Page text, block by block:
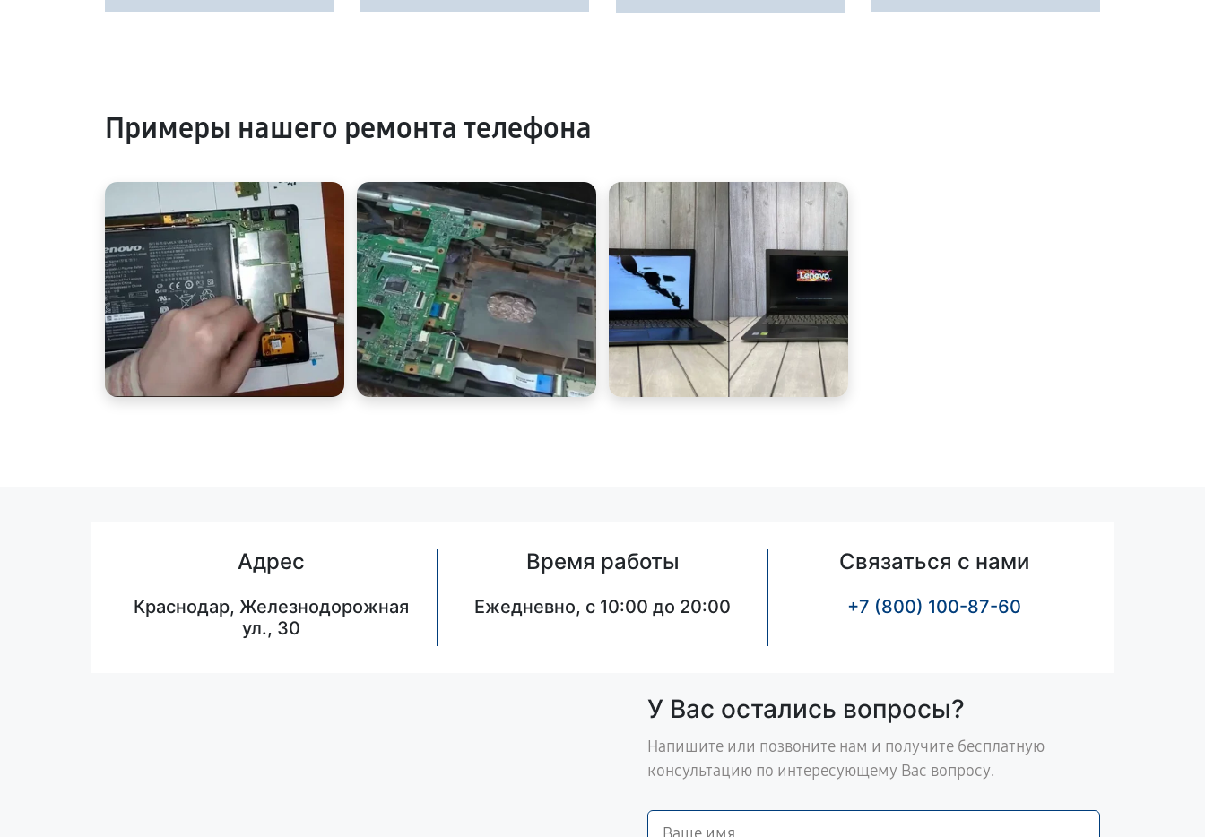
Примеры нашего ремонта телефона
Адрес
Краснодар, Железнодорожная
ул., 30
Время работы
Ежедневно, с 10:00 до 20:00
Связаться с нами
+7 (800) 100-87-60
У Вас остались вопросы?
Напишите или позвоните нам и получите бесплатную
консультацию по интересующему Вас вопросу.